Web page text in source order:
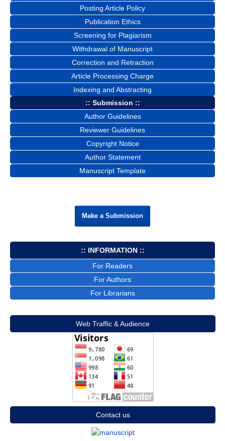
Posting Article Policy
Publication Ethics
Screening for Plagiarism
Withdrawal of Manuscript
Correction and Retraction
Article Processing Charge
Indexing and Abstracting
:: Submission ::
Author Guidelines
Reviewer Guidelines
Copyright Notice
Author Statement
Manuscript Template
Make a Submission
:: INFORMATION ::
For Readers
For Authors
For Librarians
Web Traffic & Audience
Contact us